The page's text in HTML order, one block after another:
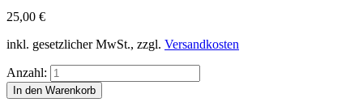
25,00 €
inkl. gesetzlicher MwSt., zzgl. Versandkosten
Anzahl: